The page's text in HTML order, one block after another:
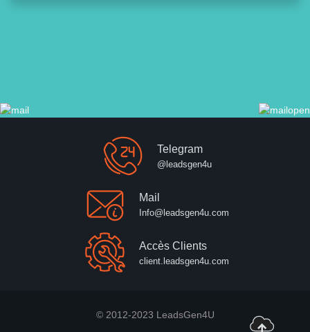
Telegram
@leadsgen4u
Mail
Info@leadsgen4u.com
Accès Clients
client.leadsgen4u.com
© 2012-2023 LeadsGen4U